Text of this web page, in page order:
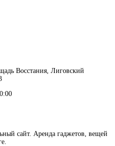
Восстания, Лиговский
сайт. Аренда гаджетов, вещей